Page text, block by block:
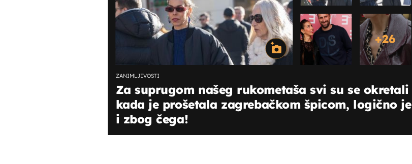
+26
ZANIMLJIVOSTI
Za suprugom našeg rukometaša svi su se okretali
kada je prošetala zagrebačkom špicom, logično je
i zbog čega!